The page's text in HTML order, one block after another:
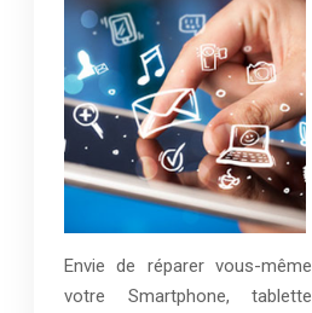
Envie de réparer vous-même
votre Smartphone, tablette